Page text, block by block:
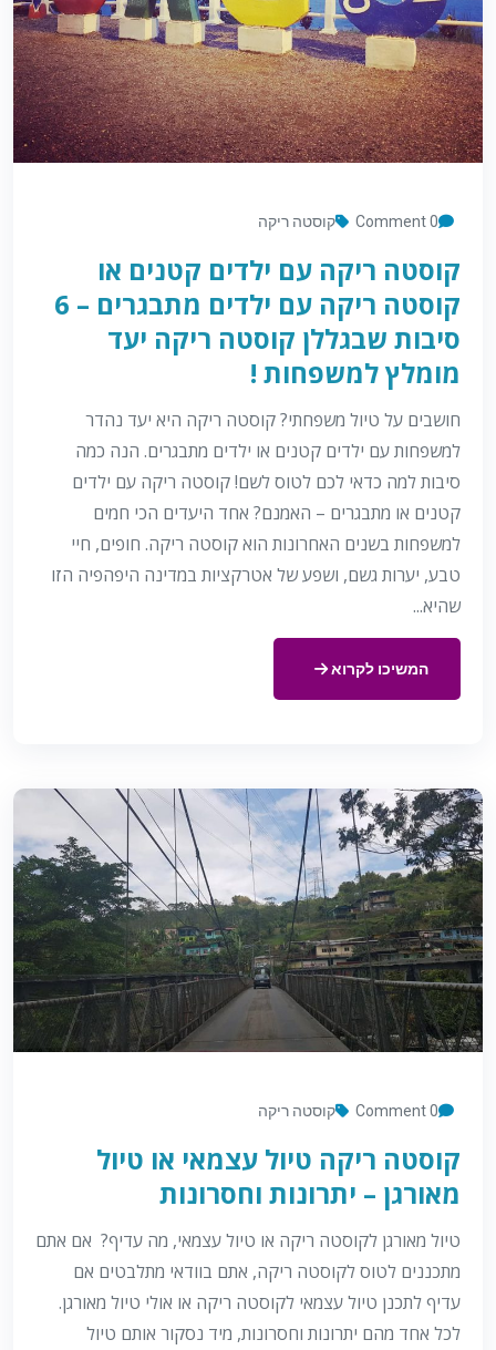
0 Comment קוסטה ריקה
קוסטה ריקה עם ילדים קטנים או
קוסטה ריקה עם ילדים מתבגרים – 6
סיבות שבגללן קוסטה ריקה יעד
מומלץ למשפחות !
חושבים על טיול משפחתי? קוסטה ריקה היא יעד נהדר
למשפחות עם ילדים קטנים או ילדים מתבגרים. הנה כמה
סיבות למה כדאי לכם לטוס לשם! קוסטה ריקה עם ילדים
קטנים או מתבגרים – האמנם? אחד היעדים הכי חמים
למשפחות בשנים האחרונות הוא קוסטה ריקה. חופים, חיי
טבע, יערות גשם, ושפע של אטרקציות במדינה היפהפיה הזו
שהיא...
המשיכו לקרוא
0 Comment קוסטה ריקה
קוסטה ריקה טיול עצמאי או טיול
מאורגן – יתרונות וחסרונות
טיול מאורגן לקוסטה ריקה או טיול עצמאי, מה עדיף? אם אתם
מתכננים לטוס לקוסטה ריקה, אתם בוודאי מתלבטים אם
עדיף לתכנן טיול עצמאי לקוסטה ריקה או אולי טיול מאורגן.
לכל אחד מהם יתרונות וחסרונות, מיד נסקור אותם טיול